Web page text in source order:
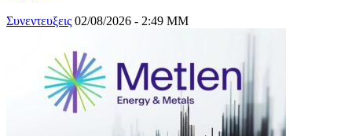
Συνεντευξεις 02/08/2026 - 2:49 ΜΜ